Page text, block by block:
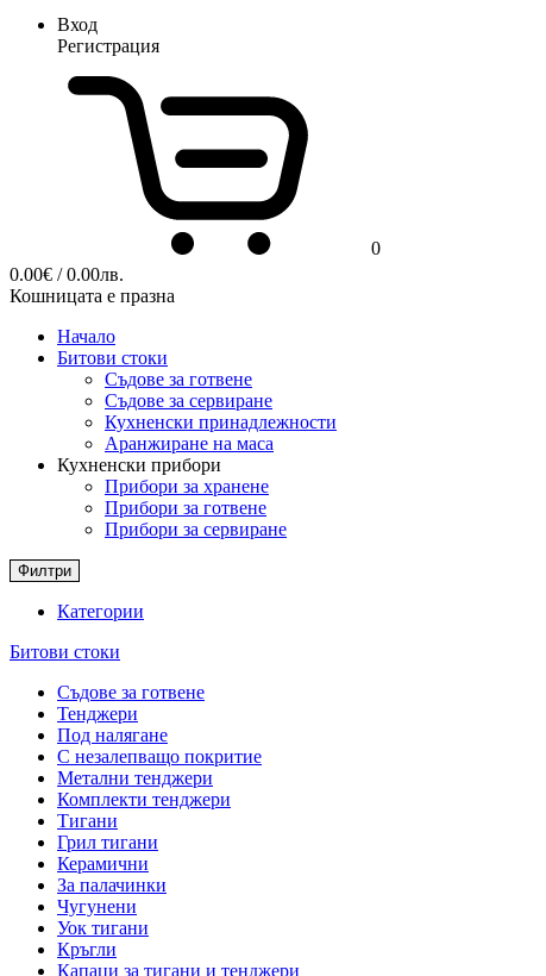
Вход
Регистрация
0
0.00€ / 0.00лв.
Кошницата е празна
Начало
Битови стоки
Съдове за готвене
Съдове за сервиране
Кухненски принадлежности
Аранжиране на маса
Кухненски прибори
Прибори за хранене
Прибори за готвене
Прибори за сервиране
Филтри
Категории
Битови стоки
Съдове за готвене
Тенджери
Под налягане
С незалепващо покритие
Метални тенджери
Комплекти тенджери
Тигани
Грил тигани
Керамични
За палачинки
Чугунени
Уок тигани
Кръгли
Капаци за тигани и тенджери